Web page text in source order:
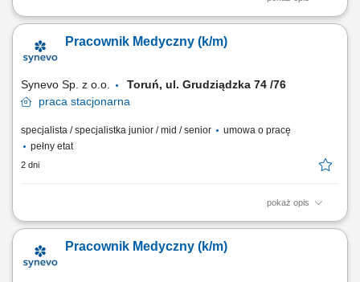
Prowadzenie kursu / szkolenia: Pierwsza pomoc pediatryczna; Czas
Polska;
Pracownik Medyczny (k/m)
Synevo Sp. z o.o.
Toruń, ul. Grudziądzka 74 /76
praca stacjonarna
specjalista / specjalistka junior / mid / senior
umowa o pracę
pełny etat
2 dni
pokaż opis
Opis stanowiska: Obsługa Pacjentów w Punkcie Pobrań; Wykonywanie
Prowadzenie dokumentacji medycznej zgodnie ze standardami Punktu
Pobrań; Obsługa kasy fiskalnej i systemu komputerowego do obsługi
Pracownik Medyczny (k/m)